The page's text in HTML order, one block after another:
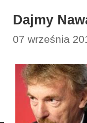
Dajmy
07 września